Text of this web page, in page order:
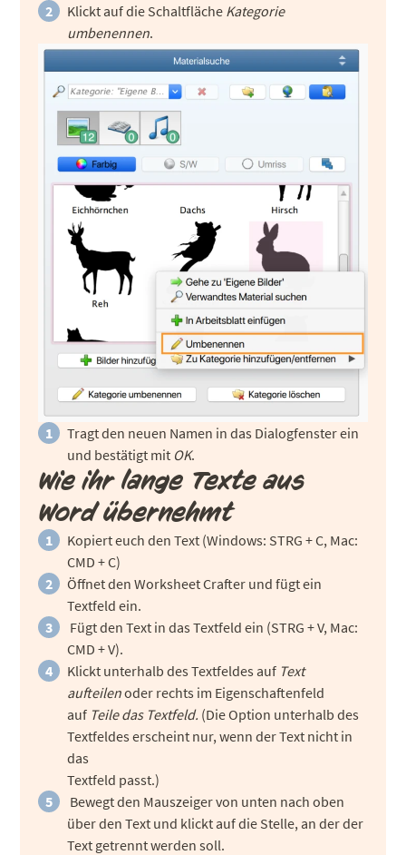
Klickt auf die Schaltfläche Kategorie
umbenennen.
Tragt den neuen Namen in das Dialogfenster ein
und bestätigt mit OK.
Wie ihr lange Texte aus
Word übernehmt
Kopiert euch den Text (Windows: STRG + C, Mac:
CMD + C)
Öffnet den Worksheet Crafter und fügt ein
Textfeld ein.
Fügt den Text in das Textfeld ein (STRG + V, Mac:
CMD + V).
Klickt unterhalb des Textfeldes auf Text
aufteilenoder rechts im Eigenschaftenfeld
auf Teile das Textfeld. (Die Option unterhalb des
Textfeldes erscheint nur, wenn der Text nicht in
das
Textfeld passt.)
Bewegt den Mauszeiger von unten nach oben
über den Text und klickt auf die Stelle, an der der
Text getrennt werden soll.